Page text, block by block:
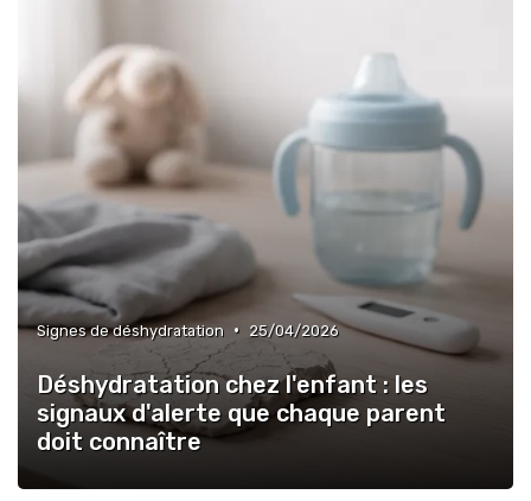
Signes de déshydratation • 25/04/2026
Déshydratation chez l'enfant : les
signaux d'alerte que chaque parent
doit connaître